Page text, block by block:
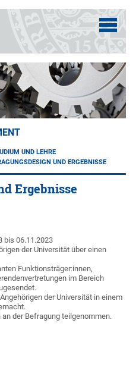
UND LEHRE
UND ERGEBNISSE
Ergebnisse
bis 06.11.2023
der Universität über einen
Funktionsträger:innen,
im Bereich
der Universität in einem
der Befragung teilgenommen.